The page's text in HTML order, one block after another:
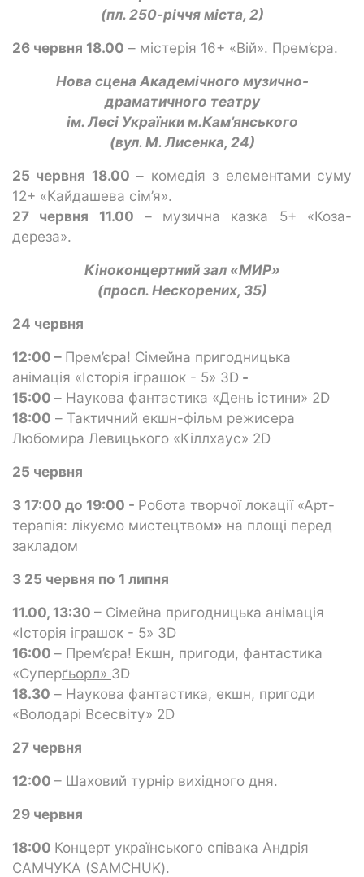
(пл. 250-річчя міста, 2)
26 червня 18.00 – містерія 16+ «Вій». Прем’єра.
Нова сцена Академічного музично-
драматичного театру
ім. Лесі Українки м.Кам’янського
(вул. М. Лисенка, 24)
25 червня 18.00 – комедія з елементами суму
12+ «Кайдашева сім’я».
27 червня 11.00 – музична казка 5+ «Коза-
дереза».
Кіноконцертний зал «МИР»
(просп. Нескорених, 35)
24 червня
12:00 – Прем’єра! Сімейна пригодницька
анімація «Історія іграшок - 5» 3D -
15:00 – Наукова фантастика «День істини» 2D
18:00 – Тактичний екшн-фільм режисера
Любомира Левицького «Кіллхаус» 2D
25 червня
З 17:00 до 19:00 - Робота творчої локації «Арт-
терапія: лікуємо мистецтвом» на площі перед
закладом
З 25 червня по 1 липня
11.00, 13:30 – Сімейна пригодницька анімація
«Історія іграшок - 5» 3D
16:00 – Прем’єра! Екшн, пригоди, фантастика
«Суперґьорл» 3D
18.30 – Наукова фантастика, екшн, пригоди
«Володарі Всесвіту» 2D
27 червня
12:00 – Шаховий турнір вихідного дня.
29 червня
18:00 Концерт українського співака Андрія
САМЧУКА (SAMCHUK).